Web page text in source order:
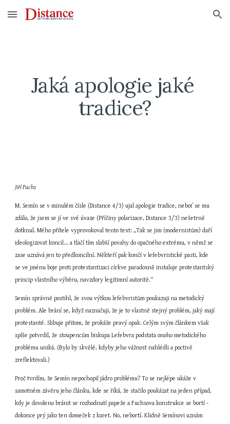
Skip to main content Skip to navigation
Jaká apologie jaké
tradice?
Jiří Fuchs
M. Semín se v minulém čísle (Distance 4/3) ujal apologie tradice, neboť se mu
zdálo, že jsem se jí ve své úvaze (Příčiny polarizace, Distance 3/3) nešetrně
dotknul. Mého přítele vyprovokoval tento text: „Tak se jim (modernistům) daří
ideologizovat koncil... a tlačí tím slabší povahy do opačného extrému, v němž se
zase uznává jen to předkoncilní. Někteří pak končí v lefebvristické pasti, kde
se ve jménu boje proti protestantizaci církve paradoxně instaluje protestantský
princip vlastního výběru, navzdory legitimní autoritě.“
Semín správně postihl, že svou výtkou lefebvristům poukazuji na metodický
problém. Ale brání se, když naznačuji, že je to vlastně stejný problém, jaký mají
protestanté. Slibuje přitom, že prokáže pravý opak. Celým svým článkem však
spíše potvrdil, že stoupencům biskupa Lefebvra podstata onoho metodického
problému uniká. (Bylo by skvělé, kdyby jeho vážnost nahlédli a poctivě
zreflektovali.)
Proč tvrdím, že Semín nepochopil jádro problému? To se nejlépe ukáže v
samotném závěru jeho článku, kde se říká, že stačilo poukázat na jeden případ,
kdy je dovoleno bránit se rozhodnutí papeže a Fuchsova konstrukce se bortí -
dokonce prý jako ten domeček z karet. No, nebortí. Klidně Semínovi uznám